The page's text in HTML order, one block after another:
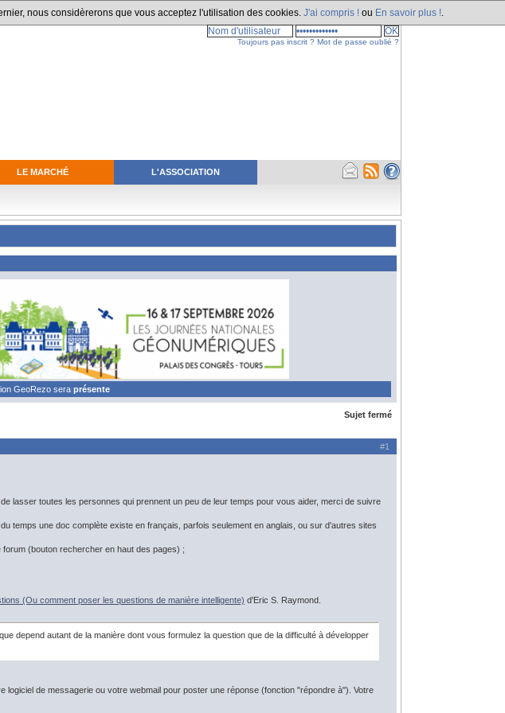
nous considèrerons que vous acceptez l'utilisation des cookies. J'ai compris ! ou En savoir plus !
LE MARCHÉ L'ASSOCIATION
Toujours pas inscrit ? Mot de passe oublié ?
GeoRezo sera présente
Sujet fermé
#1
lasser toutes les personnes qui prennent un peu de leur temps pour vous aider, merci de suivre
temps une doc complète existe en français, parfois seulement en anglais, ou sur d'autres sites
(bouton rechercher en haut des pages) ;
(Ou comment poser les questions de manière intelligente) d'Eric S. Raymond.
depend autant de la manière dont vous formulez la question que de la difficulté à développer
de messagerie ou votre webmail pour poster une réponse (fonction "répondre à"). Votre